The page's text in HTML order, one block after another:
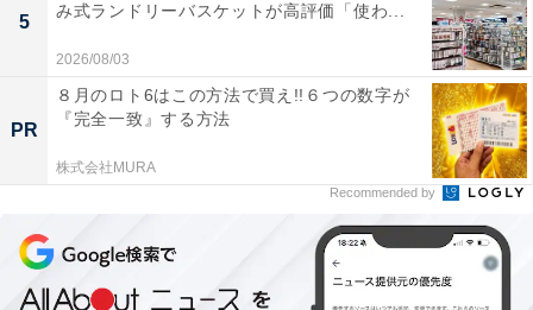
5
み式ランドリーバスケットが高評価「使わ...
2026/08/03
PR
８月のロト6はこの方法で買え!!６つの数字が
『完全一致』する方法
株式会社MURA
Recommended by